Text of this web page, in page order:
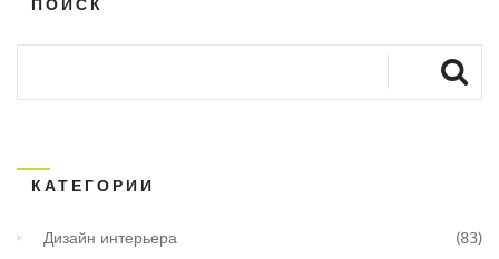
КАТЕГОРИИ
Дизайн интерьера (83)